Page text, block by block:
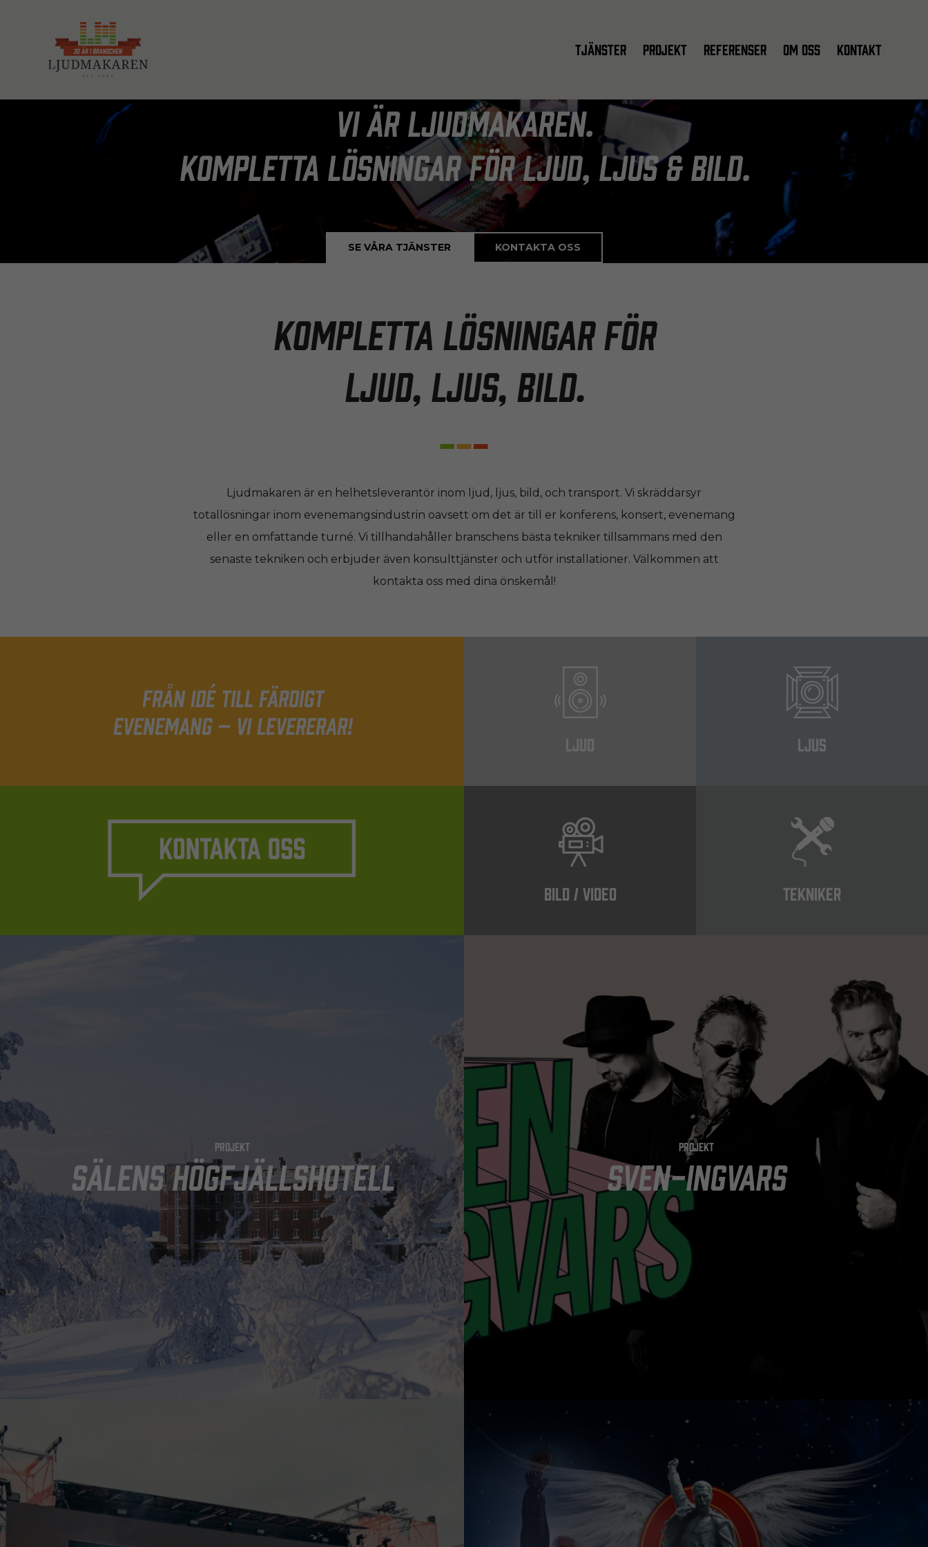
Tjänster Projekt Referenser Om oss Kontakt
Vi är Ljudmakaren.
Kompletta lösningar för ljud, ljus & bild.
SE VÅRA TJÄNSTER KONTAKTA OSS
Kompletta lösningar för
ljud, ljus, bild.
Ljudmakaren är en helhetsleverantör inom ljud, ljus, bild, och transport. Vi skräddarsyr
totallösningar inom evenemangsindustrin oavsett om det är till er konferens, konsert, evenemang
eller en omfattande turné. Vi tillhandahåller branschens bästa tekniker tillsammans med den
senaste tekniken och erbjuder även konsulttjänster och utför installationer. Välkommen att
kontakta oss med dina önskemål!
Från idé till färdigt
evenemang – Vi levererar!
LJUD LJUS
BILD / VIDEO TEKNIKER
PROJEKT
SÄLENS HÖGFJÄLLSHOTELL
PROJEKT
SVEN-INGVARS
Nödvändiga
Dessa kakor